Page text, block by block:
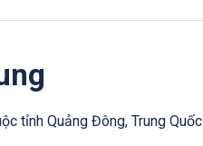
tỉnh Quảng Đông, Trung Quốc